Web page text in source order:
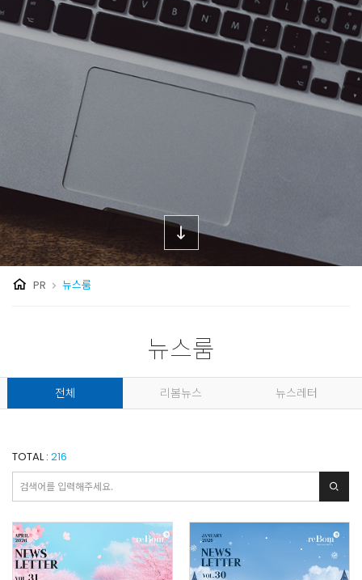
PR 뉴스룸
뉴스룸
전체 리봄뉴스 뉴스레터
TOTAL : 216
검색